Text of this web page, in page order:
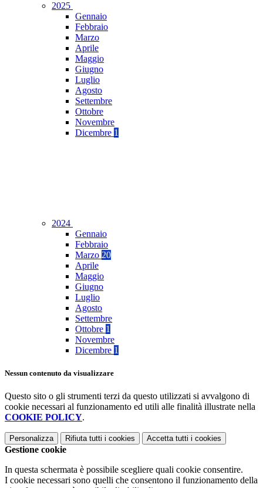
2025
Gennaio
Febbraio
Marzo
Aprile
Maggio
Giugno
Luglio
Agosto
Settembre
Ottobre
Novembre
Dicembre 1
2024
Gennaio
Febbraio
Marzo 20
Aprile
Maggio
Giugno
Luglio
Agosto
Settembre
Ottobre 1
Novembre
Dicembre 1
Nessun contenuto da visualizzare
Questo sito o gli strumenti terzi da questo utilizzati si avvalgono di
cookie necessari al funzionamento ed utili alle finalità illustrate nella
COOKIE POLICY.
Personalizza Rifiuta tutti i cookies Accetta tutti i cookies
Gestione cookie
In questa schermata è possibile scegliere quali cookie consentire.
I cookie necessari sono quelli che consentono il funzionamento della